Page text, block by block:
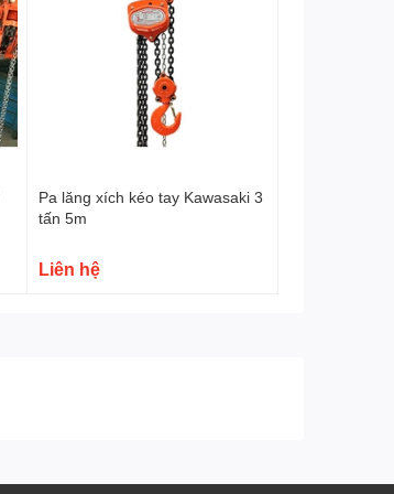
Pa lăng xích kéo tay Kawasaki 3
tấn 5m
Liên hệ